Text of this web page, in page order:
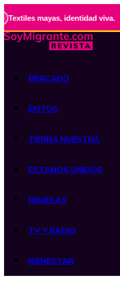
mayas, identidad viva. •
MERCADO
ÉXITOS
TIERRA NUESTRA
ESTAMOS UNIDOS
REMESAS
TV Y RADIO
BIENESTAR